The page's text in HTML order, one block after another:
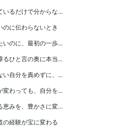
いるだけで分からな...
のに伝わらないとき
いのに、最初の一歩...
るひと言の奥に本当...
い自分を責めずに、...
変わっても、自分を...
恵みを、豊かさに変...
の経験が宝に変わる